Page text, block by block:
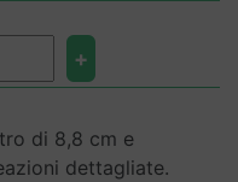
+
di 8,8 cm e
dettagliate.